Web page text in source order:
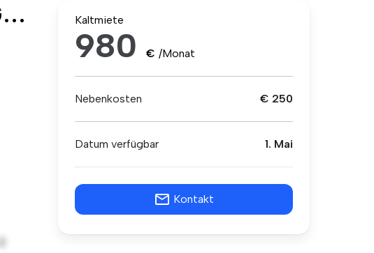
Helle 2-Zimmer-Wohnung in Halstenbek mit Garten & Keller Kaltmiete
980 € /Monat
Nebenkosten € 250
Datum verfügbar 1. Mai
Kontakt